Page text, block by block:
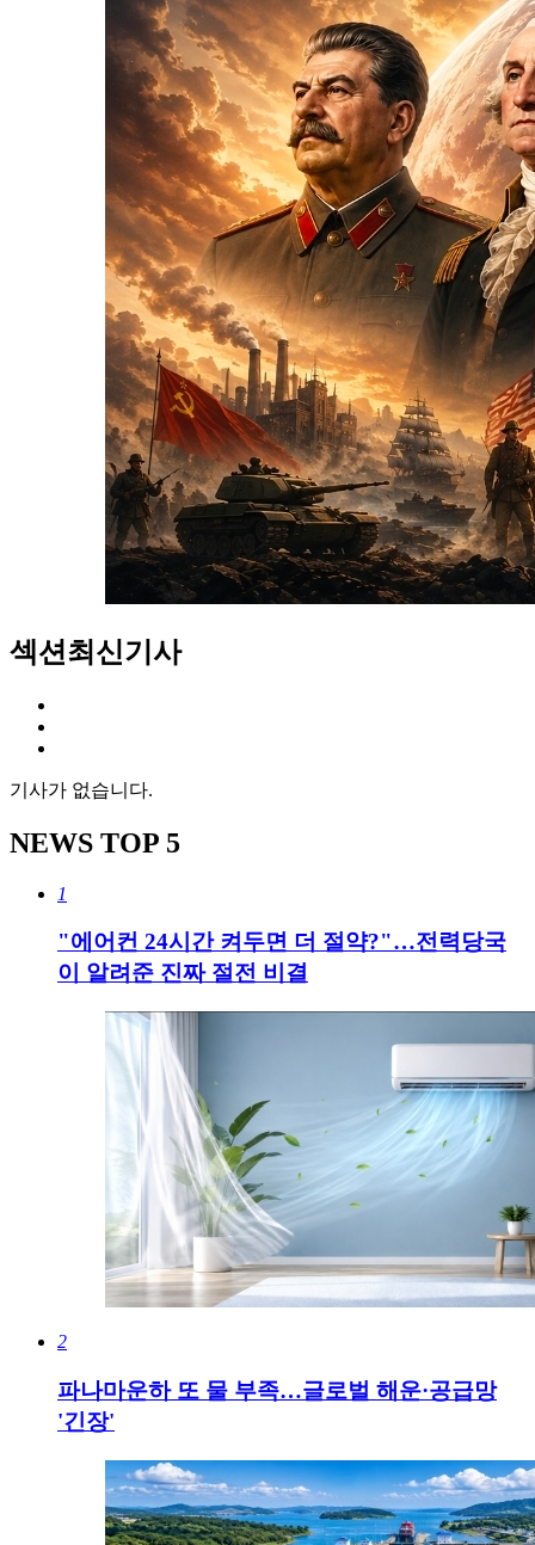
섹션최신기사
기사가 없습니다.
NEWS TOP 5
1
"에어컨 24시간 켜두면 더 절약?"…전력당국
이 알려준 진짜 절전 비결
2
파나마운하 또 물 부족…글로벌 해운·공급망
'긴장'